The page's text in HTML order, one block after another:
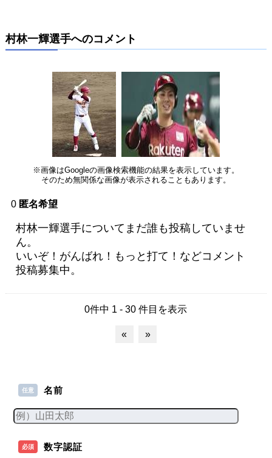
村林一輝選手へのコメント
※画像はGoogleの画像検索機能の結果を表示しています。
そのため無関係な画像が表示されることもあります。
0 匿名希望
村林一輝選手についてまだ誰も投稿していませ
ん。
いいぞ！がんばれ！もっと打て！などコメント
投稿募集中。
0件中 1 - 30 件目を表示
« »
任意 名前
必須 数字認証